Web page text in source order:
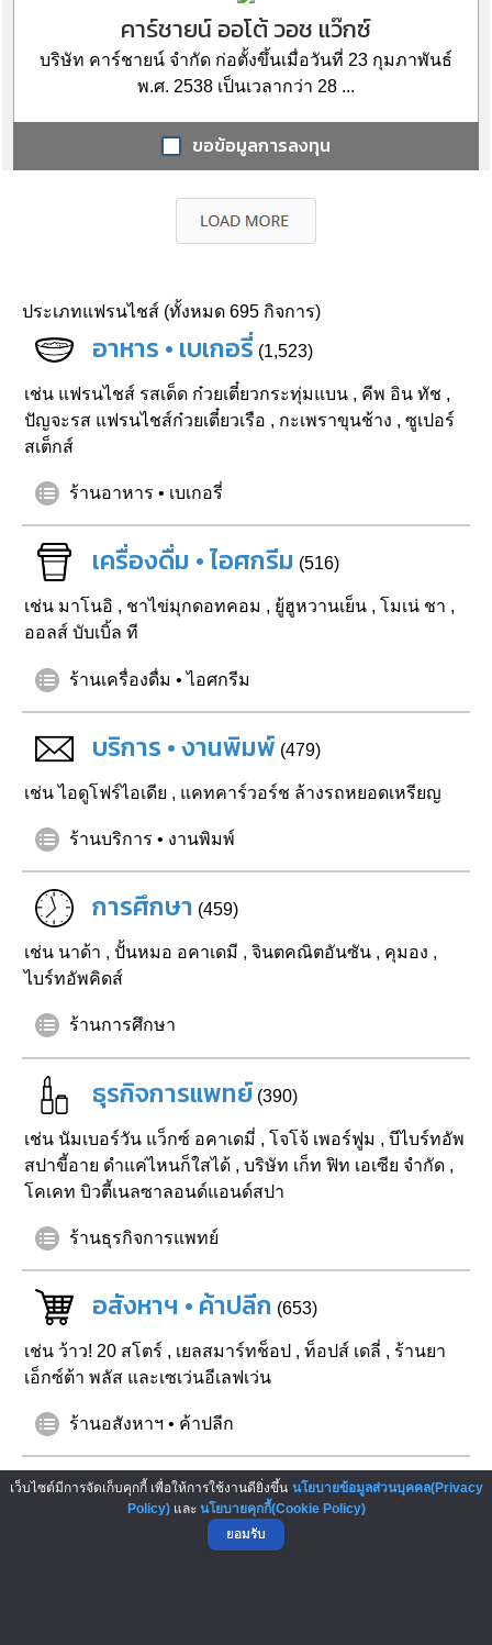
คาร์ชายน์ ออโต้ วอช แว๊กซ์
บริษัท คาร์ชายน์ จำกัด ก่อตั้งขึ้นเมื่อวันที่ 23 กุมภาพันธ์
พ.ศ. 2538 เป็นเวลากว่า 28 ...
ขอข้อมูลการลงทุน
ประเภทแฟรนไชส์ (ทั้งหมด 695 กิจการ)
อาหาร • เบเกอรี่ (1,523)
เช่น แฟรนไชส์ รสเด็ด ก๋วยเตี๋ยวกระทุ่มแบน , คีพ อิน ทัช ,
ปัญจะรส แฟรนไชส์ก๋วยเตี๋ยวเรือ , กะเพราขุนช้าง , ซูเปอร์
สเต็กส์
ร้านอาหาร • เบเกอรี่
เครื่องดื่ม • ไอศกรีม (516)
เช่น มาโนอิ , ชาไข่มุกดอทคอม , ยู้ฮูหวานเย็น , โมเน่ ชา ,
ออลส์ บับเบิ้ล ที
ร้านเครื่องดื่ม • ไอศกรีม
บริการ • งานพิมพ์ (479)
เช่นไอดูโฟร์ไอเดีย , แคทคาร์วอร์ช ล้างรถหยอดเหรียญ
ร้านบริการ • งานพิมพ์
การศึกษา (459)
เช่น นาด้า , ปั้นหมอ อคาเดมี , จินตคณิตอันซัน , คุมอง ,
ไบร์ทอัพคิดส์
ร้านการศึกษา
ธุรกิจการแพทย์ (390)
เช่น นัมเบอร์วัน แว็กซ์ อคาเดมี่ , โจโจ้ เพอร์ฟูม , บีไบร์ทอัพ
สปาขี้อาย ดำแค่ไหนก็ใสได้ , บริษัท เก็ท ฟิท เอเซีย จำกัด ,
โคเคท บิวตี้เนลซาลอนด์แอนด์สปา
ร้านธุรกิจการแพทย์
อสังหาฯ • ค้าปลีก (653)
เช่น ว้าว! 20 สโตร์ , เยลสมาร์ทช็อป , ท็อปส์ เดลี่ , ร้านยา
เอ็กซ์ต้า พลัส และเซเว่นอีเลฟเว่น
ร้านอสังหาฯ • ค้าปลีก
โอกาสทางธุรกิจ (111)
บริษัท อินโนเวชั่นพูล เอเชีย จำกัด
เว็บไซต์มีการจัดเก็บคุกกี้ เพื่อให้การใช้งานดียิ่งขึ้น นโยบายข้อมูลส่วนบุคคล(Privacy
Policy)และ นโยบายคุกกี้(Cookie Policy)
ยอมรับ